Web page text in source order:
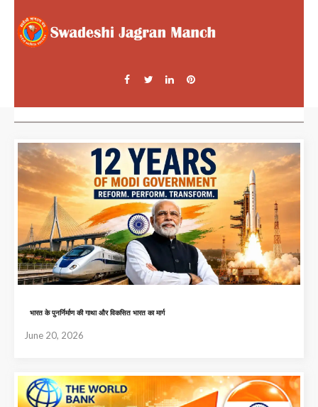
भारत के पुनर्निर्माण की गाथा और विकसित भारत का मार्ग
June 20, 2026